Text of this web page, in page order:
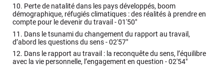
10. Perte de natalité dans les pays développés, boom
démographique, réfugiés climatiques : des réalités à prendre en
compte pour le devenir du travail -01'50"
11. Dans le tsunami du changement du rapport au travail,
d’abord les questions du sens -02'57"
12. Dans le rapport au travail : la reconquête du sens, l’équilibre
avec la vie personnelle, l’engagement en question -02'54"